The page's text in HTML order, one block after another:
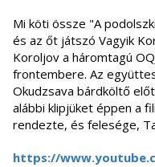
Mi köti össze "A
és az őt játszó Vagyik
Koroljov a háromtagú
frontembere. Az
Okudzsava bárdköltő
alábbi klipjüket éppen a
rendezte, és felesége,
https://